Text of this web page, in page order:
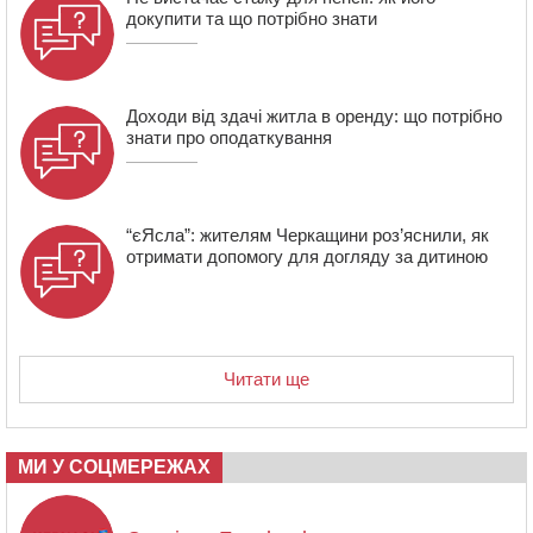
17:48 “Це страшна несправедливість”: мати хворого на
СМА 13-річного хлопця із Драбівщини просить
ОВА виділити кошти на дороговартісні ліки
докупити та що потрібно знати
Доходи від здачі житла в оренду: що потрібно
знати про оподаткування
“єЯсла”: жителям Черкащини роз’яснили, як
отримати допомогу для догляду за дитиною
Читати ще
МИ У СОЦМЕРЕЖАХ